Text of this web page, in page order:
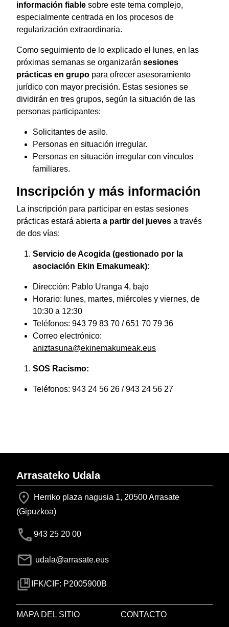
información fiable sobre este tema complejo,
especialmente centrada en los procesos de
regularización extraordinaria.
Como seguimiento de lo explicado el lunes, en las
próximas semanas se organizarán sesiones
prácticas en grupo para ofrecer asesoramiento
jurídico con mayor precisión. Estas sesiones se
dividirán en tres grupos, según la situación de las
personas participantes:
Solicitantes de asilo.
Personas en situación irregular.
Personas en situación irregular con vínculos
familiares.
Inscripción y más información
La inscripción para participar en estas sesiones
prácticas estará abierta a partir del jueves a través
de dos vías:
Servicio de Acogida (gestionado por la
asociación Ekin Emakumeak):
Dirección: Pablo Uranga 4, bajo
Horario: lunes, martes, miércoles y viernes, de
10:30 a 12:30
Teléfonos: 943 79 83 70 / 651 70 79 36
Correo electrónico:
aniztasuna@ekinemakumeak.eus
SOS Racismo:
Teléfonos: 943 24 56 26 / 943 24 56 27
Arrasateko Udala
Herriko plaza nagusia 1, 20500 Arrasate
(Gipuzkoa)
943 25 20 00
udala@arrasate.eus
IFK/CIF: P2005900B
MAPA DEL SITIO CONTACTO